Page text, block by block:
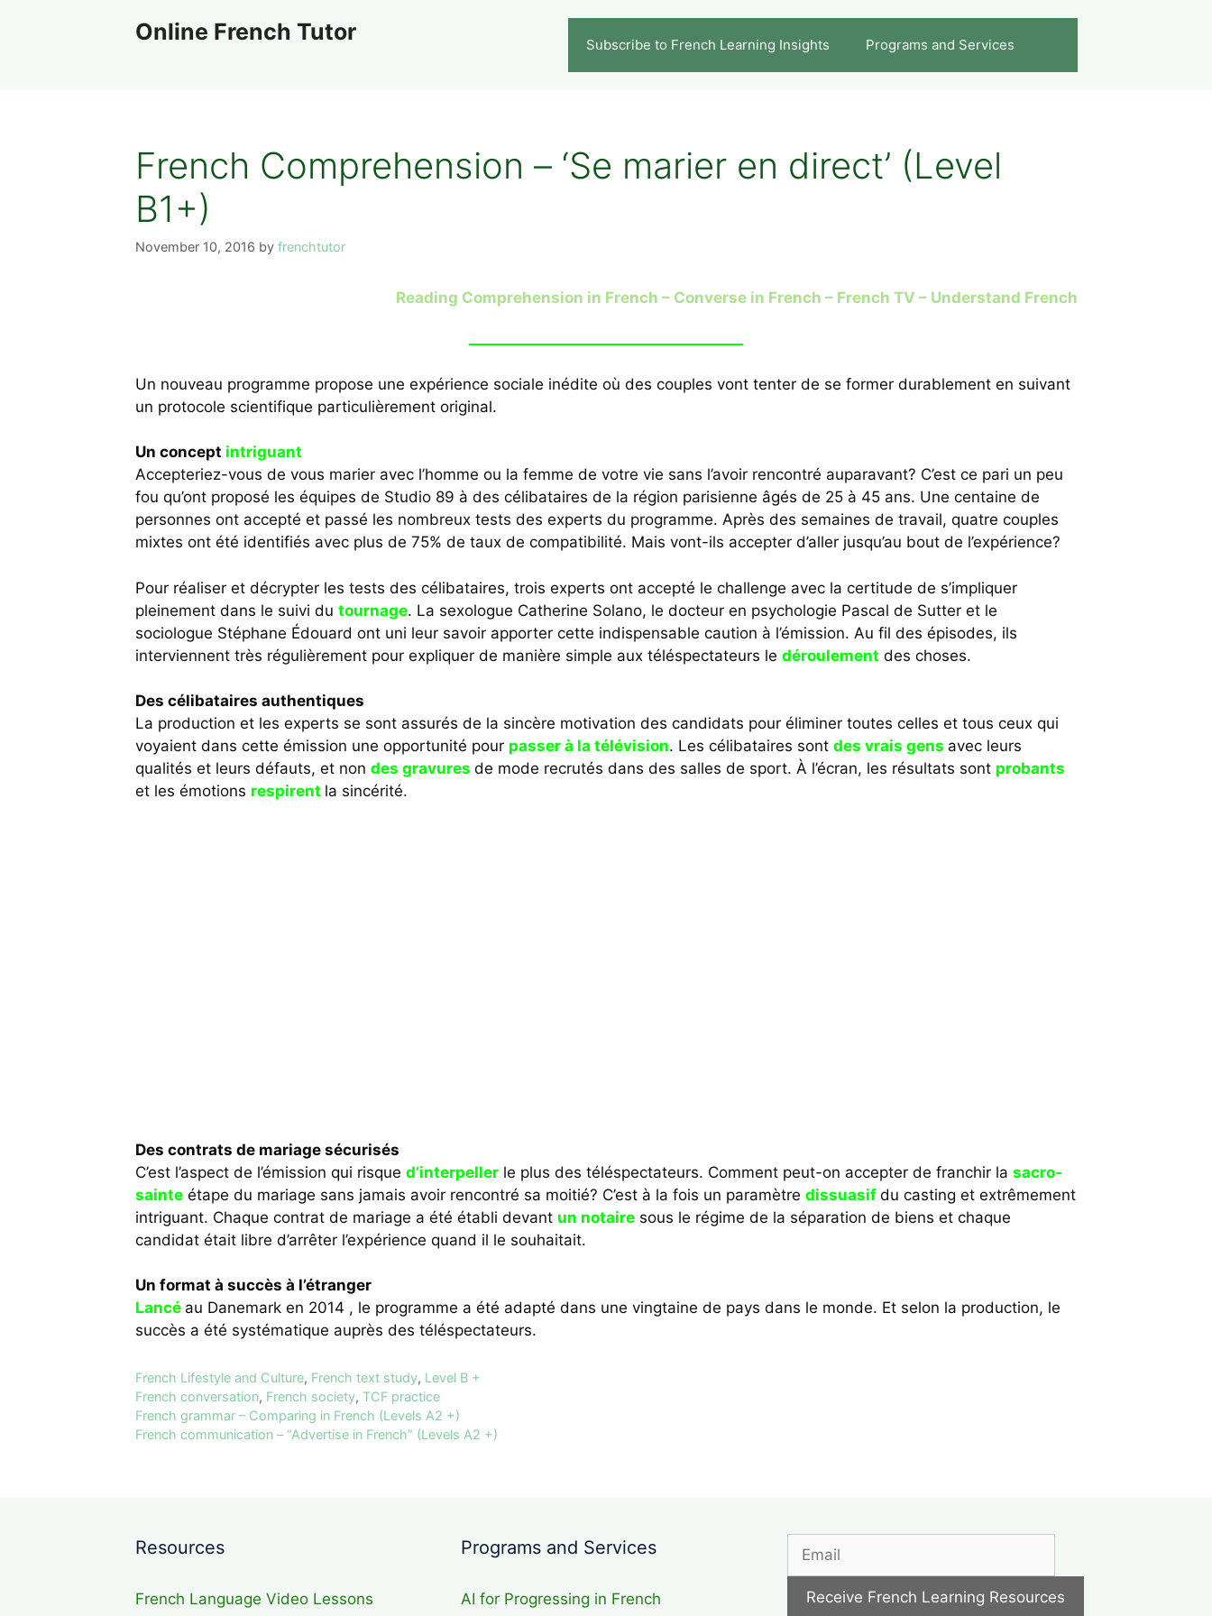
Online French Tutor Subscribe to French Learning Insights Programs and Services
French Comprehension – ‘Se marier en direct’ (Level
B1+)
November 10, 2016 by frenchtutor
Reading Comprehension in French – Converse in French – French TV – Understand French
Un nouveau programme propose une expérience sociale inédite où des couples vont tenter de se former durablement en suivant
un protocole scientifique particulièrement original.
Un concept intriguant
Accepteriez-vous de vous marier avec l’homme ou la femme de votre vie sans l’avoir rencontré auparavant? C’est ce pari un peu
fou qu’ont proposé les équipes de Studio 89 à des célibataires de la région parisienne âgés de 25 à 45 ans. Une centaine de
personnes ont accepté et passé les nombreux tests des experts du programme. Après des semaines de travail, quatre couples
mixtes ont été identifiés avec plus de 75% de taux de compatibilité. Mais vont-ils accepter d’aller jusqu’au bout de l’expérience?
Pour réaliser et décrypter les tests des célibataires, trois experts ont accepté le challenge avec la certitude de s’impliquer
pleinement dans le suivi du tournage. La sexologue Catherine Solano, le docteur en psychologie Pascal de Sutter et le
sociologue Stéphane Édouard ont uni leur savoir apporter cette indispensable caution à l’émission. Au fil des épisodes, ils
interviennent très régulièrement pour expliquer de manière simple aux téléspectateurs le déroulement des choses.
Des célibataires authentiques
La production et les experts se sont assurés de la sincère motivation des candidats pour éliminer toutes celles et tous ceux qui
voyaient dans cette émission une opportunité pour passer à la télévision. Les célibataires sont des vrais gens avec leurs
qualités et leurs défauts, et non des gravures de mode recrutés dans des salles de sport. À l’écran, les résultats sont probants
et les émotions respirent la sincérité.
Des contrats de mariage sécurisés
C’est l’aspect de l’émission qui risque d’interpellerle plus des téléspectateurs. Comment peut-on accepter de franchir la sacro-
sainteétape du mariage sans jamais avoir rencontré sa moitié? C’est à la fois un paramètre dissuasif du casting et extrêmement
intriguant. Chaque contrat de mariage a été établi devant un notairesous le régime de la séparation de biens et chaque
candidat était libre d’arrêter l’expérience quand il le souhaitait.
Un format à succès à l’étranger
Lancé au Danemark en 2014 , le programme a été adapté dans une vingtaine de pays dans le monde. Et selon la production, le
succès a été systématique auprès des téléspectateurs.
Categories
French Lifestyle and Culture, French text study, Level B +
Tags
French conversation, French society, TCF practice
French grammar – Comparing in French (Levels A2 +)
French communication – “Advertise in French” (Levels A2 +)
Resources
French Language Video Lessons
Programs and Services
AI for Progressing in French